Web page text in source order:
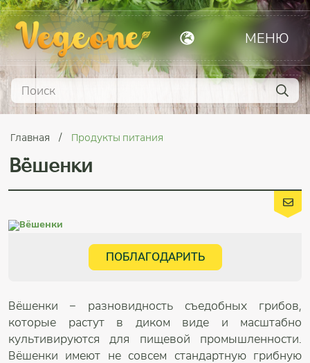
МЕНЮ
Главная Продукты питания
Вёшенки
ПОБЛАГОДАРИТЬ
Вёшенки – разновидность съедобных грибов,
которые растут в диком виде и масштабно
культивируются для пищевой промышленности.
Вёшенки имеют не совсем стандартную грибную